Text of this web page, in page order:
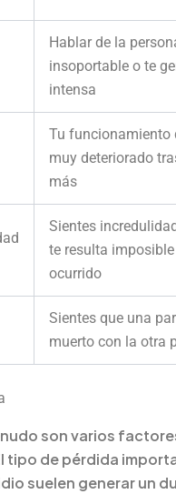
Hablar de la
insoportable o te
intensa
Tu funcionamiento
muy deteriorado
más
Sientes
te resulta
ocurrido
Sientes que una
muerto con la otra
son varios
tipo de pérdida
suelen generar un